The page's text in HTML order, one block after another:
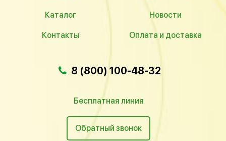
Каталог Новости
Контакты Оплата и доставка
8 (800) 100-48-32
Бесплатная линия
Обратный звонок